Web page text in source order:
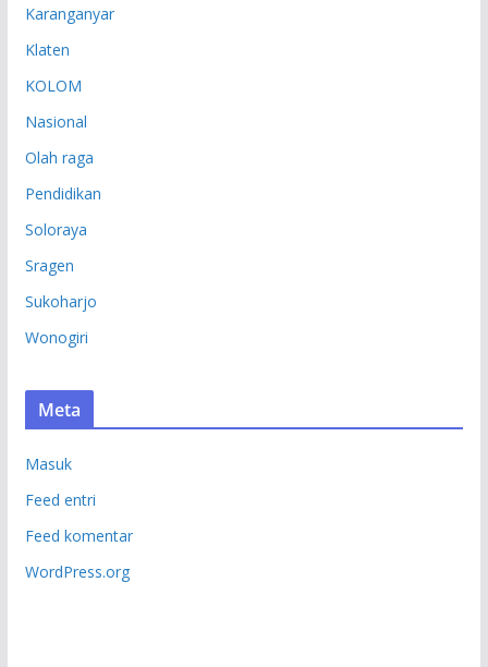
Karanganyar
Klaten
KOLOM
Nasional
Olah raga
Pendidikan
Soloraya
Sragen
Sukoharjo
Wonogiri
Meta
Masuk
Feed entri
Feed komentar
WordPress.org